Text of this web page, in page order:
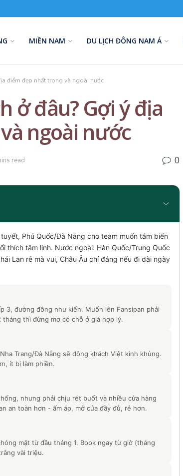
MIỀN NAM DU LỊCH ĐÔNG NAM Á
điểm đẹp nhất trong và ngoài nước
ở đâu? Gợi ý địa
ngoài nước
read 0
Phú Quốc/Đà Nẵng cho team muốn tắm biển
thích tâm linh. Nước ngoài: Hàn Quốc/Trung Quốc
Lan rẻ mà vui, Châu Âu chỉ đáng nếu đi dài ngày
3, đường đông như kiến. Muốn lên Fansipan phải
thì đừng mơ có chỗ ở giá hợp lý.
Trang/Đà Nẵng sẽ đông khách Việt kinh khủng.
ít bị làm phiền.
nhưng phải chịu rét buốt và nhiều cửa hàng
an toàn hơn - ấm áp, mở cửa đầy đủ, rẻ hơn.
mặt từ đầu tháng 1. Book ngay từ giờ (tháng
vài triệu.